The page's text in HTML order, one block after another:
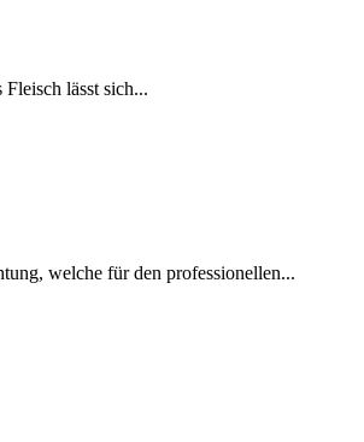
lässt sich...
welche für den professionellen...